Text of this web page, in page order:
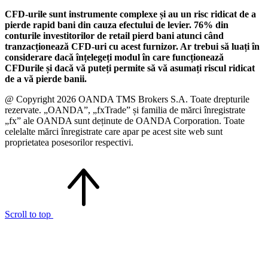
CFD-urile sunt instrumente complexe și au un risc ridicat de a
pierde rapid bani din cauza efectului de levier. 76% din
conturile investitorilor de retail pierd bani atunci când
tranzacționează CFD-uri cu acest furnizor. Ar trebui să luați în
considerare dacă înțelegeți modul în care funcționează
CFDurile și dacă vă puteți permite să vă asumați riscul ridicat
de a vă pierde banii.
@ Copyright 2026 OANDA TMS Brokers S.A. Toate drepturile
rezervate. „OANDA”, „fxTrade” și familia de mărci înregistrate
„fx” ale OANDA sunt deținute de OANDA Corporation. Toate
celelalte mărci înregistrate care apar pe acest site web sunt
proprietatea posesorilor respectivi.
Scroll to top